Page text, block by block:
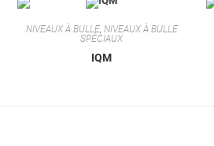
NIVEAUX À BULLE, NIVEAUX À BULLE
SPÉCIAUX
IQM